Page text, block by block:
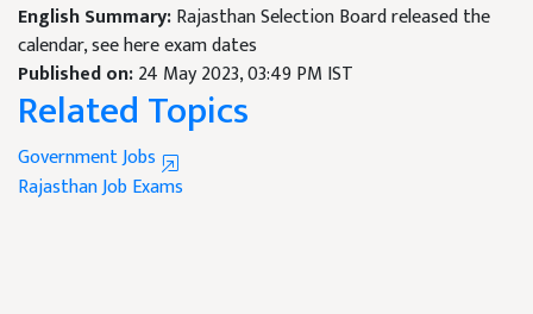
English Summary:Rajasthan Selection Board released the
calendar, see here exam dates
Published on:24 May 2023, 03:49 PM IST
Related Topics
Government Jobs
RajasthanJob Exams